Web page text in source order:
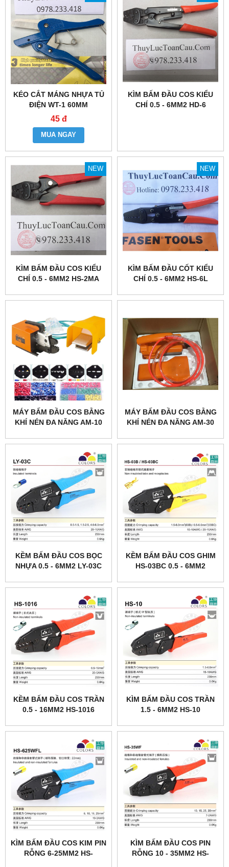
KÉO CẮT MÁNG NHỰA TỦ
ĐIỆN WT-1 60MM
45 đ
MUA NGAY
KÌM BẤM ĐẦU COS KIỂU
CHÍ 0.5 - 6MM2 HD-6
NEW
KÌM BẤM ĐẦU COS KIỂU
CHÍ 0.5 - 6MM2 HS-2MA
NEW
KÌM BẤM ĐẦU CỐT KIỂU
CHÍ 0.5 - 6MM2 HS-6L
MÁY BẤM ĐẦU COS BẰNG
KHÍ NÉN ĐA NĂNG AM-10
MÁY BẤM ĐẦU COS BẰNG
KHÍ NÉN ĐA NĂNG AM-30
KỀM BẤM ĐẦU COS BỌC
NHỰA 0.5 - 6MM2 LY-03C
KỀM BẤM ĐẦU COS GHIM
HS-03BC 0.5 - 6MM2
KỀM BẤM ĐẦU COS TRẦN
0.5 - 16MM2 HS-1016
KÌM BẤM ĐẦU COS TRẦN
1.5 - 6MM2 HS-10
KÌM BẤM ĐẦU COS KIM PIN
RỖNG 6-25MM2 HS-
KÌM BẤM ĐẦU COS PIN
RỖNG 10 - 35MM2 HS-